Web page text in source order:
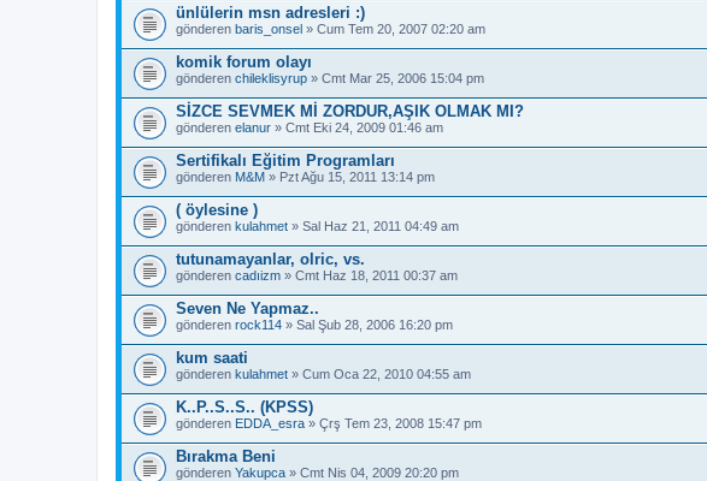
ünlülerin msn adresleri :)
gönderen baris_onsel » Cum Tem 20, 2007 02:20 am
komik forum olayı
gönderen chileklisyrup » Cmt Mar 25, 2006 15:04 pm
SİZCE SEVMEK Mİ ZORDUR,AŞIK OLMAK MI?
gönderen elanur » Cmt Eki 24, 2009 01:46 am
Sertifikalı Eğitim Programları
gönderen M&M » Pzt Ağu 15, 2011 13:14 pm
( öylesine )
gönderen kulahmet » Sal Haz 21, 2011 04:49 am
tutunamayanlar, olric, vs.
gönderen cadıizm » Cmt Haz 18, 2011 00:37 am
Seven Ne Yapmaz..
gönderen rock114 » Sal Şub 28, 2006 16:20 pm
kum saati
gönderen kulahmet » Cum Oca 22, 2010 04:55 am
K..P..S..S.. (KPSS)
gönderen EDDA_esra » Çrş Tem 23, 2008 15:47 pm
Bırakma Beni
gönderen Yakupca » Cmt Nis 04, 2009 20:20 pm